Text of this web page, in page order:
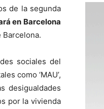
de la segunda
en Barcelona
Barcelona.
sociales del
como ‘MAU’,
desigualdades
por la vivienda